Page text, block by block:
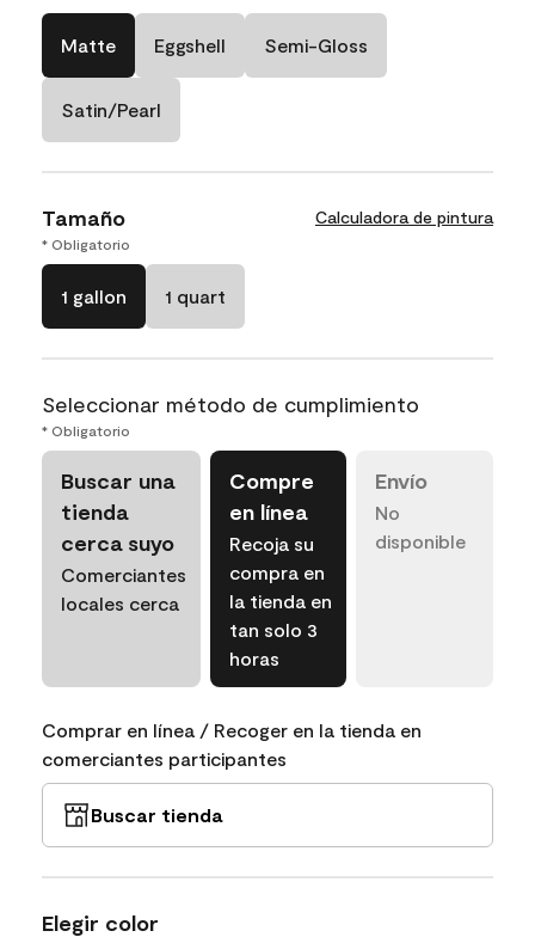
Matte Eggshell Semi-Gloss
Satin/Pearl
Tamaño Calculadora de pintura
* Obligatorio
1 gallon 1 quart
Seleccionar método de cumplimiento
* Obligatorio
Buscar una
tienda
cerca suyo
Comerciantes
locales cerca
Compre
en línea
Recoja su
compra en
la tienda en
tan solo 3
horas
Envío
No
disponible
Comprar en línea / Recoger en la tienda en
comerciantes participantes
Buscar tienda
Elegir color